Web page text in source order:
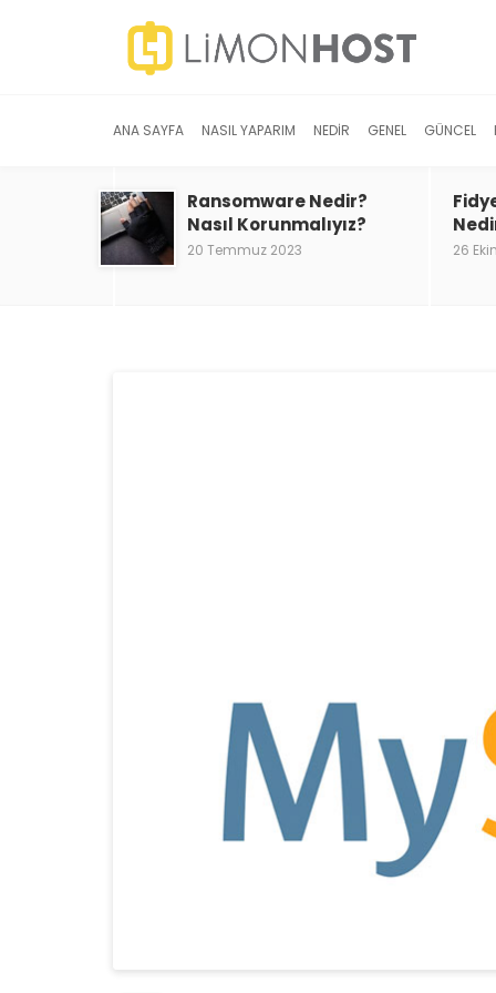
ANA SAYFA NASIL YAPARIM NEDIR GENEL GÜNCEL
Ransomware Nedir?
Nasıl Korunmalıyız?
20 Temmuz 2023 26